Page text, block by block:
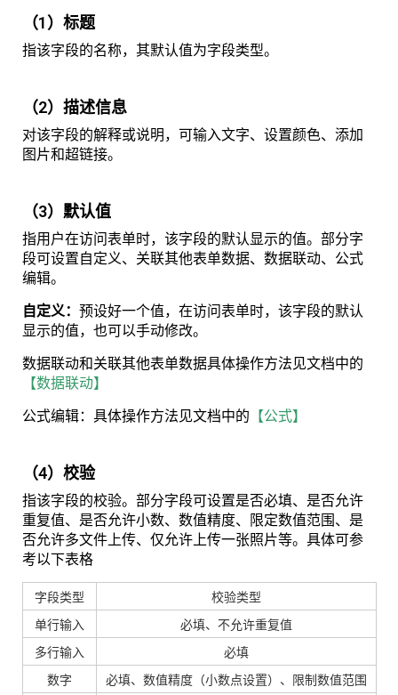
（1）标题
指该字段的名称，其默认值为字段类型。
（2）描述信息
对该字段的解释或说明，可输入文字、设置颜色、添加
图片和超链接。
（3）默认值
指用户在访问表单时，该字段的默认显示的值。部分字
段可设置自定义、关联其他表单数据、数据联动、公式
编辑。
自定义： 预设好一个值，在访问表单时，该字段的默认
显示的值，也可以手动修改。
数据联动和关联其他表单数据具体操作方法见文档中的
【数据联动】
公式编辑：具体操作方法见文档中的 【公式】
（4）校验
指该字段的校验。部分字段可设置是否必填、是否允许
重复值、是否允许小数、数值精度、限定数值范围、是
否允许多文件上传、仅允许上传一张照片等。具体可参
考以下表格
字段类型
校验类型
单行输入
必填、不允许重复值
多行输入
必填
数字
必填、数值精度（小数点设置）、限制数值范围